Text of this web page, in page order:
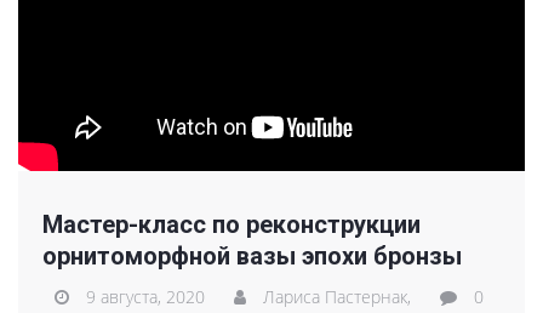
Мастер-класс по реконструкции
орнитоморфной вазы эпохи бронзы
9 августа, 2020 Лариса Пастернак,
0